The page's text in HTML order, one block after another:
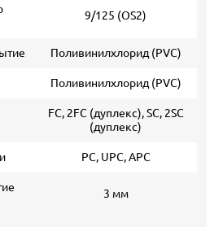
9/125 (ОS2)
Поливинилхлорид (PVC)
Поливинилхлорид (PVC)
FC, 2FC (дуплекс), SC, 2SC
(дуплекс)
PC, UPC, APC
3 мм